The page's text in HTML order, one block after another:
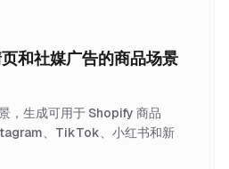
和社媒广告的商品场景
，生成可用于 Shopify 商品
、TikTok、小红书和新